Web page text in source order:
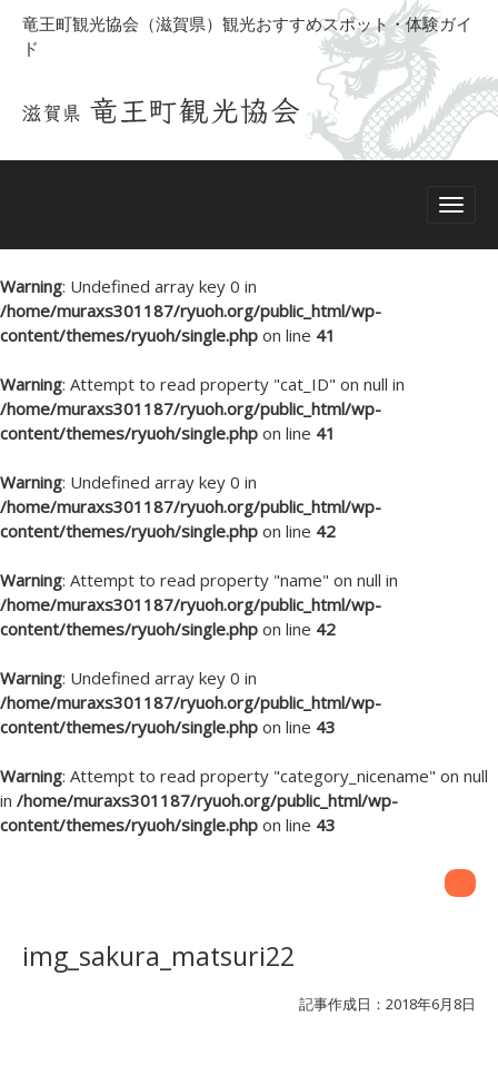
竜王町観光協会（滋賀県）観光おすすめスポット・体験ガイ
ド
Warning: Undefined array key 0 in
/home/muraxs301187/ryuoh.org/public_html/wp-
content/themes/ryuoh/single.php on line 41
Warning: Attempt to read property "cat_ID" on null in
/home/muraxs301187/ryuoh.org/public_html/wp-
content/themes/ryuoh/single.php on line 41
Warning: Undefined array key 0 in
/home/muraxs301187/ryuoh.org/public_html/wp-
content/themes/ryuoh/single.php on line 42
Warning: Attempt to read property "name" on null in
/home/muraxs301187/ryuoh.org/public_html/wp-
content/themes/ryuoh/single.php on line 42
Warning: Undefined array key 0 in
/home/muraxs301187/ryuoh.org/public_html/wp-
content/themes/ryuoh/single.php on line 43
Warning: Attempt to read property "category_nicename" on null
in /home/muraxs301187/ryuoh.org/public_html/wp-
content/themes/ryuoh/single.php on line 43
img_sakura_matsuri22
記事作成日：2018年6月8日